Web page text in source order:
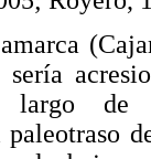
de
paleotraso